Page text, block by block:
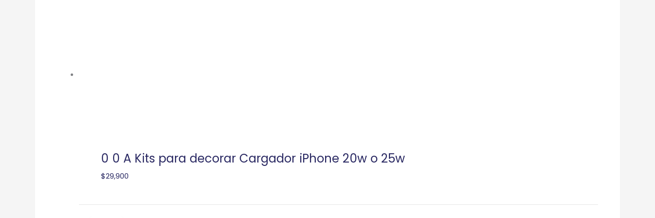
0 0 A Kits para decorar Cargador iPhone 20w o 25w
$29,900